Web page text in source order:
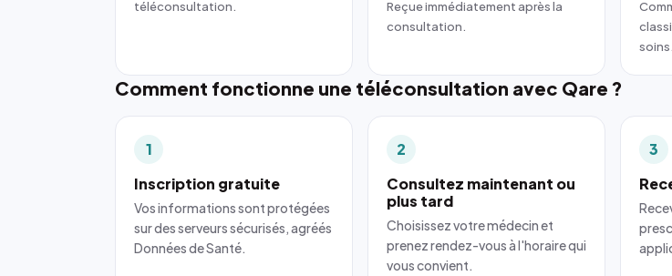
téléconsultation.
Reçue immédiatement après la
consultation.
soins.
Comment fonctionne une téléconsultation avec Qare ?
1
Inscription gratuite
Vos informations sont protégées
sur des serveurs sécurisés, agréés
Données de Santé.
2
Consultez maintenant ou
plus tard
Choisissez votre médecin et
prenez rendez-vous à l'horaire qui
vous convient.
3